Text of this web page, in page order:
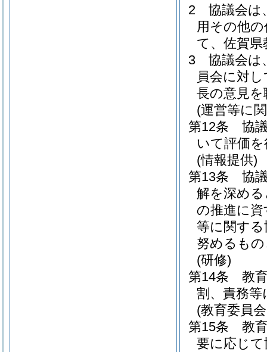
2
協議会は
用その他
て、佐賀
3
協議会は
員会に対
長の意見
(運営等に
第12条
協
いて評価
(情報提供)
第13条
協
解を深め
の推進に
等に関す
努めるも
(研修)
第14条
教
割、責務
(教育委員
第15条
教
要に応じ